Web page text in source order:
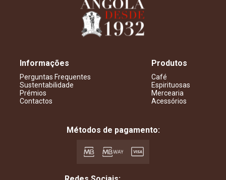
Informações
Perguntas Frequentes
Sustentabilidade
Prémios
Contactos
Produtos
Café
Espirituosas
Mercearia
Acessórios
Métodos de pagamento: